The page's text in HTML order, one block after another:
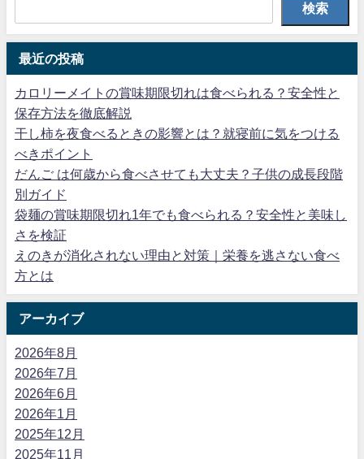
検索
最近の投稿
カロリーメイトの賞味期限切れは食べられる？安全性と
保存方法を徹底解説
干し柿を夜食べるときの影響とは？就寝前に気をつける
べきポイント
だんご は何歳から食べさせても大丈夫？子供の成長段階
別ガイド
袋麺の賞味期限切れ1年でも食べられる？安全性と美味し
さを検証
えのきが消化されない理由と対策｜栄養を逃さない食べ
方とは
アーカイブ
2026年8月
2026年7月
2026年6月
2026年1月
2025年12月
2025年11月